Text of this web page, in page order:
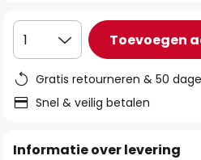
1 Toevoegen
Gratis retourneren & 50
Snel & veilig betalen
Informatie over levering